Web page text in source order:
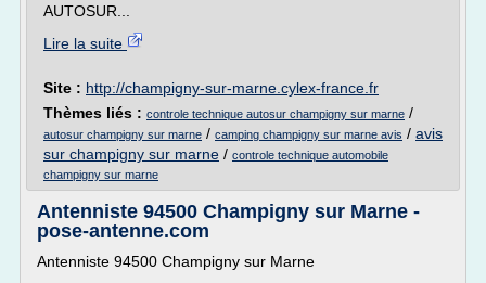
AUTOSUR...
Lire la suite
Site : http://champigny-sur-marne.cylex-france.fr
Thèmes liés : controle technique autosur champigny sur marne /
autosur champigny sur marne / camping champigny sur marne avis / avis
sur champigny sur marne / controle technique automobile
champigny sur marne
Antenniste 94500 Champigny sur Marne -
pose-antenne.com
Antenniste 94500 Champigny sur Marne